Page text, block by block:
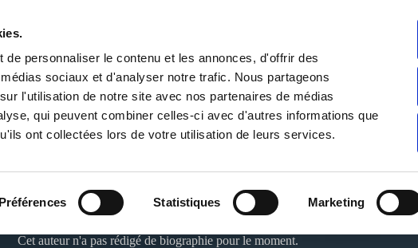
de personnaliser le contenu et les annonces, d'offrir des
sociaux et d'analyser notre trafic. Nous partageons
l'utilisation de notre site avec nos partenaires de médias
qui peuvent combiner celles-ci avec d'autres informations que
ont collectées lors de votre utilisation de leurs services.
Préférences Statistiques Marketing
UN LIVRE LIBRAIRIE
REBELLE IMAGINAIRE
Cet auteur n'a pas rédigé de biographie pour le moment.